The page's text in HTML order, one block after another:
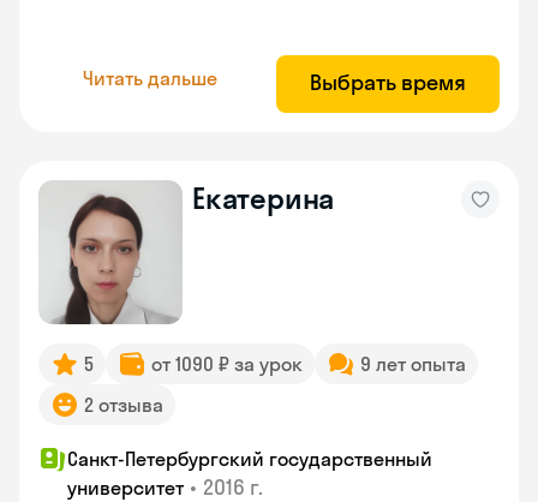
Читать дальше Выбрать время
Екатерина
5 от 1090 ₽ за урок
9 лет опыта
2 отзыва
Санкт-Петербургский государственный
университет • 2016 г.